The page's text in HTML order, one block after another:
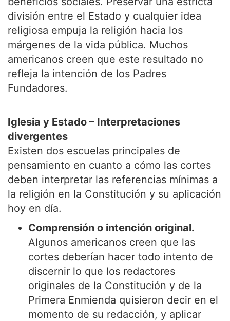
división entre el Estado y cualquier idea
religiosa empuja la religión hacia los
márgenes de la vida pública. Muchos
americanos creen que este resultado no
refleja la intención de los Padres
Fundadores.
Iglesia y Estado – Interpretaciones
divergentes
Existen dos escuelas principales de
pensamiento en cuanto a cómo las cortes
deben interpretar las referencias mínimas a
la religión en la Constitución y su aplicación
hoy en día.
Comprensión o intención original.
Algunos americanos creen que las
cortes deberían hacer todo intento de
discernir lo que los redactores
originales de la Constitución y de la
Primera Enmienda quisieron decir en el
momento de su redacción, y aplicar